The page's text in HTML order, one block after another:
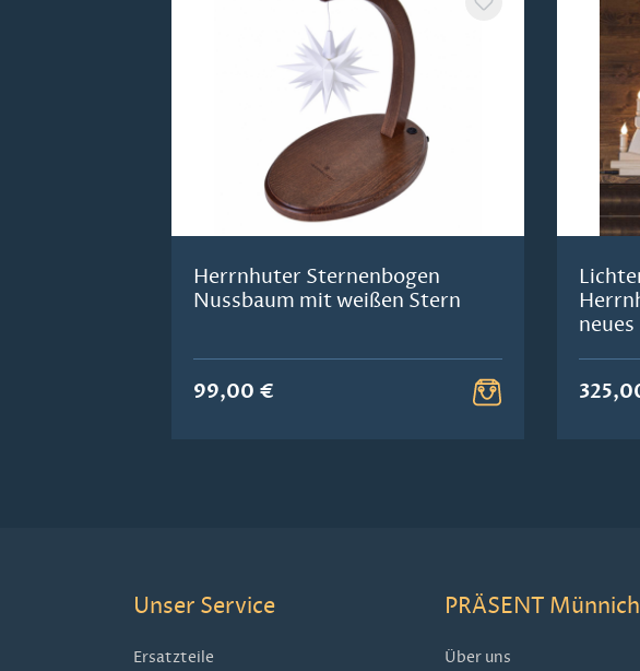
Herrnhuter Sternenbogen
Nussbaum mit weißen Stern
99,00 €
Unser Service
Ersatzteile
PRÄSENT Münnich
Über uns